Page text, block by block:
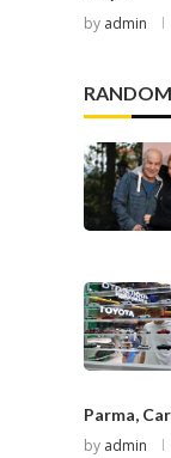
by admin
Parma,
by admin